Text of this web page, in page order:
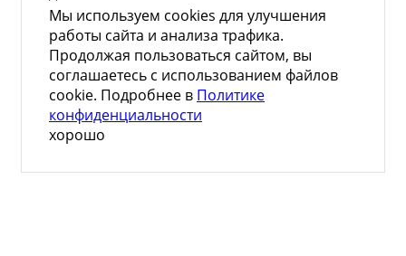
Мы используем cookies для улучшения
работы сайта и анализа трафика.
Продолжая пользоваться сайтом, вы
соглашаетесь с использованием файлов
cookie. Подробнее в Политике
конфиденциальности
хорошо